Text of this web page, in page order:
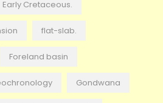
Early Cretaceous.
flat-slab.
Foreland basin
Gondwana